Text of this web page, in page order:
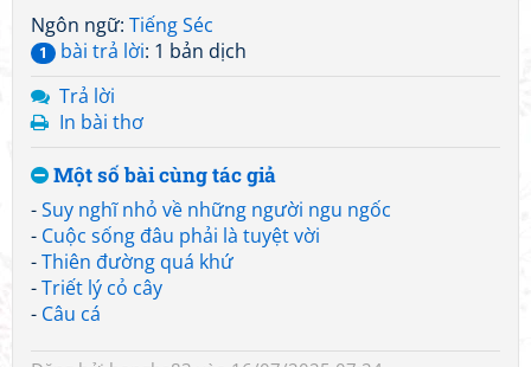
Ngôn ngữ: Tiếng Séc
1 bài trả lời: 1 bản dịch
Trả lời
In bài thơ
Một số bài cùng tác giả
-Suy nghĩ nhỏ về những người ngu ngốc
- Cuộc sống đâu phải là tuyệt vời
-Thiên đường quá khứ
-Triết lý cỏ cây
- Câu cá